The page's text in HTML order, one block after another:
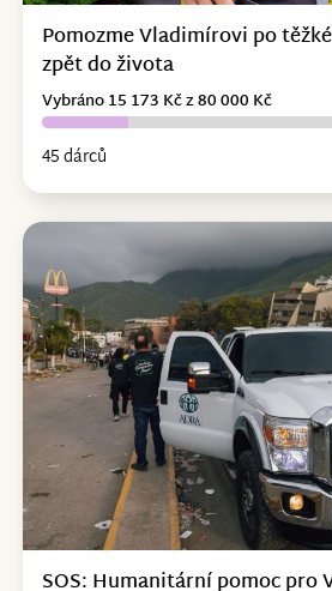
Pomozme Vladimírovi po
zpět do života
45 dárců
Vybráno 15 173 Kč z 80 000 Kč
SOS: Humanitární pomoc pro